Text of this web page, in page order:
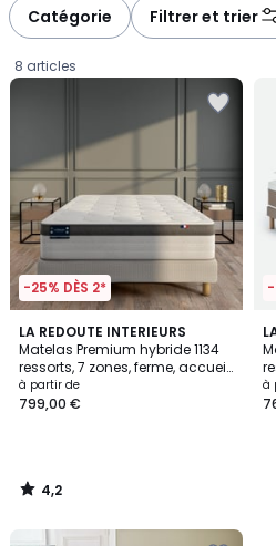
Catégorie Filtrer et trier
8 articles
-25% DÈS 2*
LA REDOUTE INTERIEURS
Matelas Premium hybride 1134
ressorts, 7 zones, ferme, accueil
mémoire de forme
Prix
à
799,00
€.
à partir de
799,00 €
4,2
/ 5
4,2
/
-
à